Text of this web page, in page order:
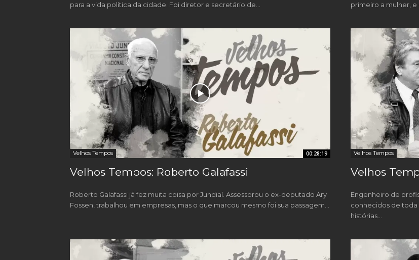
para a vida política da cidade. Foi diretor e secretário de...
primeiro a mulher, e
Velhos Tempos 00:28:19
Velhos Tempos: Roberto Galafassi
Roberto Galafassi já fez muita coisa por Jundiaí. Assessorou o ex-deputado Ary
Fossen, trabalhou em empresas, mas o que marcou mesmo foi sua passagem...
Velhos Tempos
Velhos
Engenheiro de
conhecidos de toda
histórias...